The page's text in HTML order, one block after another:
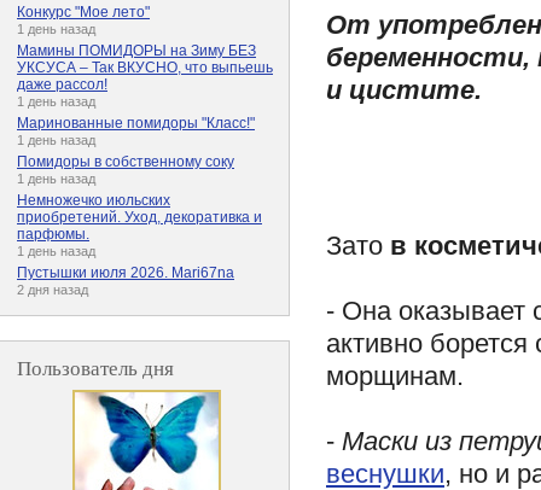
От
беременности,
и цистите.
Зато в
- Она оказывает
активно борется
морщинам.
- Маски из
веснушки, но и
Конкурс "Мое лето"
1 день назад
Мамины ПОМИДОРЫ на Зиму БЕЗ
УКСУСА – Так ВКУСНО, что выпьешь
даже рассол!
1 день назад
Маринованные помидоры "Класс!"
1 день назад
Помидоры в собственному соку
1 день назад
Немножечко июльских
приобретений. Уход, декоративка и
парфюмы.
1 день назад
Пустышки июля 2026. Mari67na
2 дня назад
Пользователь дня